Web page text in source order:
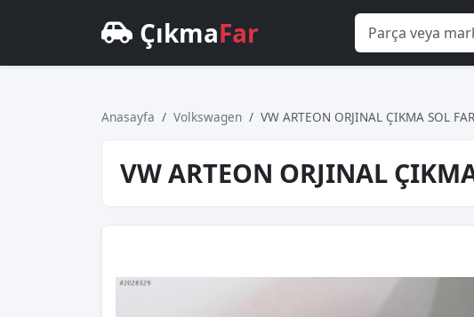
ÇıkmaFar
Anasayfa Volkswagen VW ARTEON ORJINAL ÇIKMA SOL FAR
VW ARTEON ORJINAL